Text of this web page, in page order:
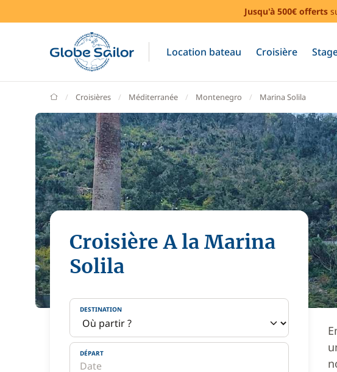
Jusqu'à 500€ offerts
Location bateau Croisière
GlobeSailor
Croisières Méditerranée Montenegro Marina Solila
Croisière A la Marina
Solila
DESTINATION
DÉPART